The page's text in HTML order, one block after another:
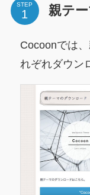
STEP 親テ
Cocoonでは
れぞれダウン